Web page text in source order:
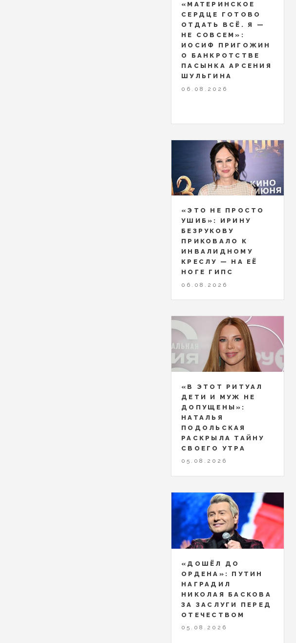
«МАТЕРИНСКОЕ
СЕРДЦЕ ГОТОВО
ОТДАТЬ ВСЁ. Я —
НЕ СОВСЕМ»:
ИОСИФ ПРИГОЖИН
О БАНКРОТСТВЕ
ПАСЫНКА АРСЕНИЯ
ШУЛЬГИНА
06.08.2026
«ЭТО НЕ ПРОСТО
УШИБ»: ИРИНУ
БЕЗРУКОВУ
ПРИКОВАЛО К
ИНВАЛИДНОМУ
КРЕСЛУ — НА ЕЁ
НОГЕ ГИПС
06.08.2026
«В ЭТОТ РИТУАЛ
ДЕТИ И МУЖ НЕ
ДОПУЩЕНЫ»:
НАТАЛЬЯ
ПОДОЛЬСКАЯ
РАСКРЫЛА ТАЙНУ
СВОЕГО УТРА
05.08.2026
«ДОШЁЛ ДО
ОРДЕНА»: ПУТИН
НАГРАДИЛ
НИКОЛАЯ БАСКОВА
ЗА ЗАСЛУГИ ПЕРЕД
ОТЕЧЕСТВОМ
05.08.2026